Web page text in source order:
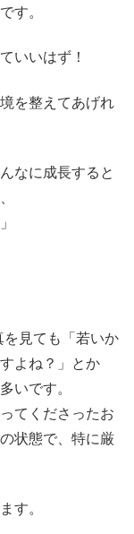
す。
いいはず！
を整えてあげれ
なに成長すると
見ても「若いか
よね？」とか
いです。
てくださったお
状態で、特に厳
す。